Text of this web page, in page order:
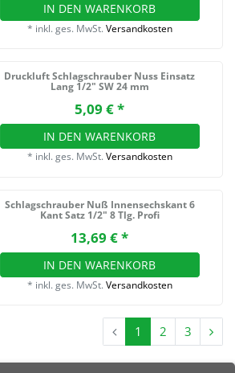
IN DEN WARENKORB
* inkl. ges. MwSt. Versandkosten
Druckluft Schlagschrauber Nuss Einsatz
Lang 1/2" SW 24 mm
5,09 € *
IN DEN WARENKORB
* inkl. ges. MwSt. Versandkosten
Schlagschrauber Nuß Innensechskant 6
Kant Satz 1/2" 8 Tlg. Profi
13,69 € *
IN DEN WARENKORB
* inkl. ges. MwSt. Versandkosten
1 2 3